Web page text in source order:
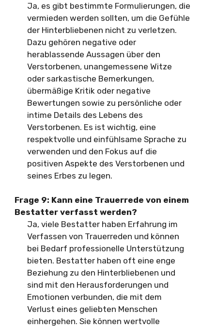
Ja, es gibt bestimmte Formulierungen, die
vermieden werden sollten, um die Gefühle
der Hinterbliebenen nicht zu verletzen.
Dazu gehören negative oder
herablassende Aussagen über den
Verstorbenen, unangemessene Witze
oder sarkastische Bemerkungen,
übermäßige Kritik oder negative
Bewertungen sowie zu persönliche oder
intime Details des Lebens des
Verstorbenen. Es ist wichtig, eine
respektvolle und einfühlsame Sprache zu
verwenden und den Fokus auf die
positiven Aspekte des Verstorbenen und
seines Erbes zu legen.
Frage 9: Kann eine Trauerrede von einem
Bestatter verfasst werden?
Ja, viele Bestatter haben Erfahrung im
Verfassen von Trauerreden und können
bei Bedarf professionelle Unterstützung
bieten. Bestatter haben oft eine enge
Beziehung zu den Hinterbliebenen und
sind mit den Herausforderungen und
Emotionen verbunden, die mit dem
Verlust eines geliebten Menschen
einhergehen. Sie können wertvolle